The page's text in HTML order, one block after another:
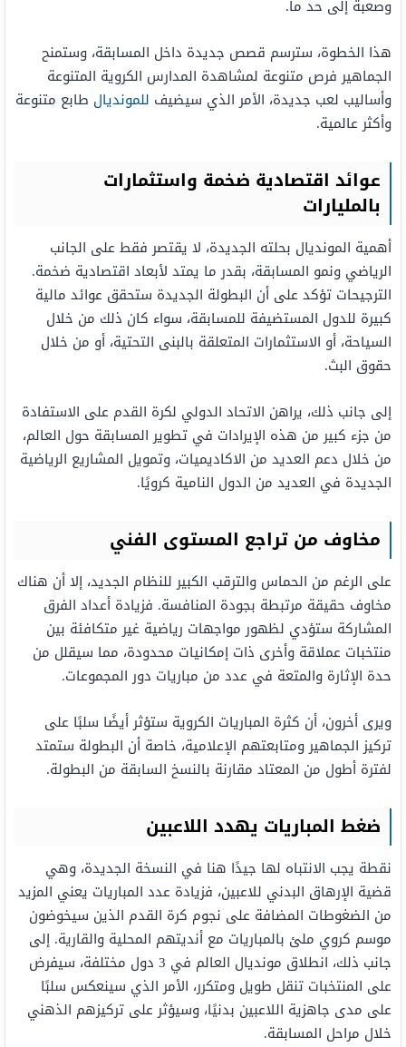
وصعبة إلى حد ما.
هذا الخطوة، سترسم قصص جديدة داخل المسابقة، وستمنح
الجماهير فرص متنوعة لمشاهدة المدارس الكروية المتنوعة
وأساليب لعب جديدة، الأمر الذي سيضيف للمونديال طابع متنوعة
وأكثر عالمية.
عوائد اقتصادية ضخمة واستثمارات
بالمليارات
أهمية المونديال بحلته الجديدة، لا يقتصر فقط على الجانب
الرياضي ونمو المسابقة، بقدر ما يمتد لأبعاد اقتصادية ضخمة.
الترجيحات تؤكد على أن البطولة الجديدة ستحقق عوائد مالية
كبيرة للدول المستضيفة للمسابقة، سواء كان ذلك من خلال
السياحة، أو الاستثمارات المتعلقة بالبنى التحتية، أو من خلال
حقوق البث.
إلى جانب ذلك، يراهن الاتحاد الدولي لكرة القدم على الاستفادة
من جزء كبير من هذه الإيرادات في تطوير المسابقة حول العالم،
من خلال دعم العديد من الاكاديميات، وتمويل المشاريع الرياضية
الجديدة في العديد من الدول النامية كرويًا.
مخاوف من تراجع المستوى الفني
على الرغم من الحماس والترقب الكبير للنظام الجديد، إلا أن هناك
مخاوف حقيقة مرتبطة بجودة المنافسة. فزيادة أعداد الفرق
المشاركة ستؤدي لظهور مواجهات رياضية غير متكافئة بين
منتخبات عملاقة وأخرى ذات إمكانيات محدودة، مما سيقلل من
حدة الإثارة والمتعة في عدد من مباريات دور المجموعات.
ويرى أخرون، أن كثرة المباريات الكروية ستؤثر أيضًا سلبًا على
تركيز الجماهير ومتابعتهم الإعلامية، خاصة أن البطولة ستمتد
لفترة أطول من المعتاد مقارنة بالنسخ السابقة من البطولة.
ضغط المباريات يهدد اللاعبين
نقطة يجب الانتباه لها جيدًا هنا في النسخة الجديدة، وهي
قضية الإرهاق البدني للاعبين، فزيادة عدد المباريات يعني المزيد
من الضغوطات المضافة على نجوم كرة القدم الذين سيخوضون
موسم كروي ملئ بالمباريات مع أنديتهم المحلية والقارية. إلى
جانب ذلك، انطلاق مونديال العالم في 3 دول مختلفة، سيفرض
على المنتخبات تنقل طويل ومتكرر، الأمر الذي سينعكس سلبًا
على مدى جاهزية اللاعبين بدنيًا، وسيؤثر على تركيزهم الذهني
خلال مراحل المسابقة.